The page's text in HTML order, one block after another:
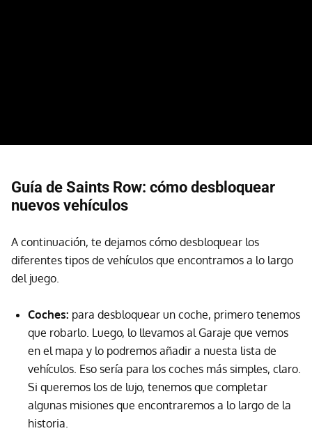
Guía de Saints Row: cómo desbloquear
nuevos vehículos
A continuación, te dejamos cómo desbloquear los
diferentes tipos de vehículos que encontramos a lo largo
del juego.
Coches: para desbloquear un coche, primero tenemos
que robarlo. Luego, lo llevamos al Garaje que vemos
en el mapa y lo podremos añadir a nuesta lista de
vehículos. Eso sería para los coches más simples, claro.
Si queremos los de lujo, tenemos que completar
algunas misiones que encontraremos a lo largo de la
historia.